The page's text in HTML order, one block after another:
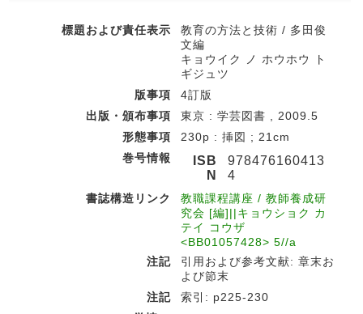
標題および責任表示
教育の方法と技術 / 多田俊
文編
キョウイク ノ ホウホウ ト
ギジュツ
版事項
4訂版
出版・頒布事項
東京 : 学芸図書 , 2009.5
形態事項
230p : 挿図 ; 21cm
巻号情報
ISB
N
978476160413
4
書誌構造リンク
教職課程講座 / 教師養成研
究会 [編]||キョウショク カ
テイ コウザ
<BB01057428> 5//a
注記
引用および参考文献: 章末お
よび節末
注記
索引: p225-230